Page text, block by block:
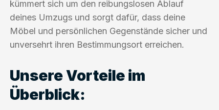
kümmert sich um den reibungslosen Ablauf
deines Umzugs und sorgt dafür, dass deine
Möbel und persönlichen Gegenstände sicher und
unversehrt ihren Bestimmungsort erreichen.
Unsere Vorteile im
Überblick: